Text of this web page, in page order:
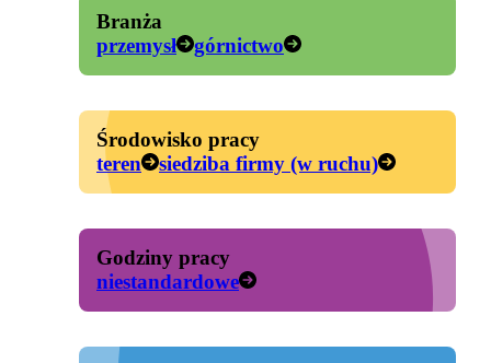
Branża
przemysł
górnictwo
Środowisko pracy
teren
siedziba firmy (w ruchu)
Godziny pracy
niestandardowe